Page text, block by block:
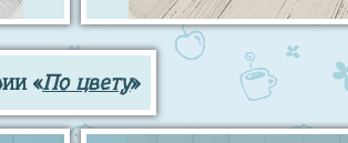
«По цвету»